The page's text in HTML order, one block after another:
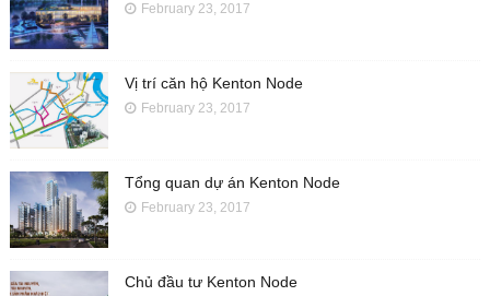
February 23, 2017
Vị trí căn hộ Kenton Node
February 23, 2017
Tổng quan dự án Kenton Node
February 23, 2017
Chủ đầu tư Kenton Node